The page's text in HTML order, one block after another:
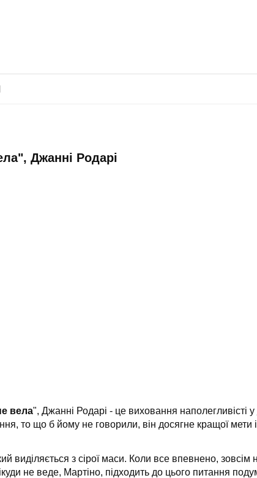
Джанні Родарі
вела", Джанні Родарі - це виховання наполегливісті
то що б йому не говорили, він досягне кращої
виділяється з сірої маси. Коли все впевнено,
не веде, Мартіно, підходить до цього питання